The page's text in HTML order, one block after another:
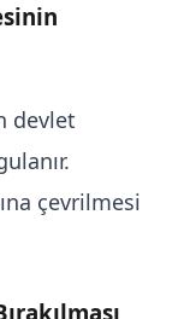
devlet
çevrilmesi